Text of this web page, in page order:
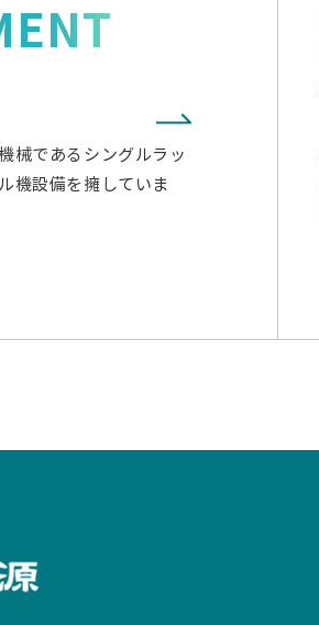
械であるシングルラッ
機設備を擁していま